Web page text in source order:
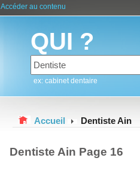
Accéder au contenu
QUI ?
ex: cabinet dentaire
Accueil Dentiste Ain
Dentiste Ain Page 16